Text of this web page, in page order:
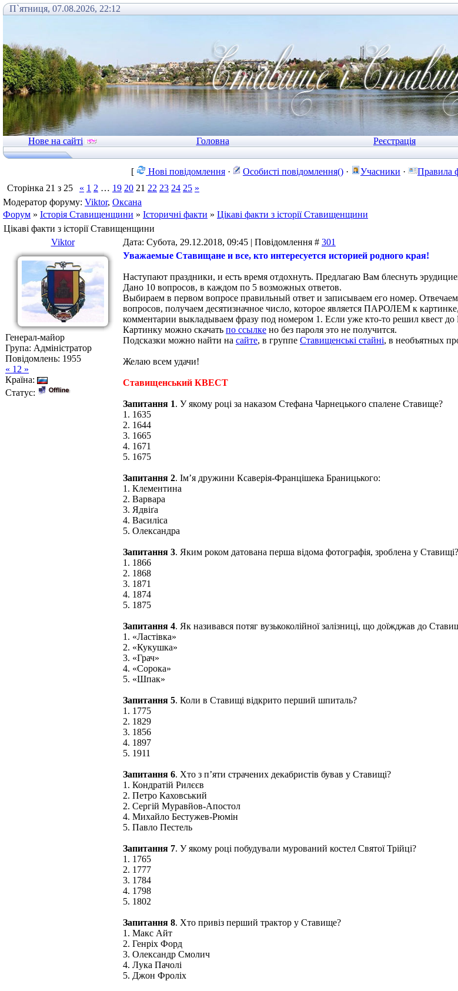
П`ятниця, 07.08.2026, 22:12
Нове на сайті Головна Реєстрація
[
Нові повідомлення · Особисті повідомлення() · Учасники · Правила
Сторінка 21 з 25 « 1 2 … 19 20 21 22 23 24 25 »
Модератор форуму: Viktor, Оксана
Форум » Історія Ставищенщини » Історичні факти » Цікаві факти з історії Ставищенщини
Цікаві факти з історії Ставищенщини
Viktor
Дата: Субота, 29.12.2018, 09:45 | Повідомлення # 301
Генерал-майор
Група: Адміністратор
Повідомлень: 1955
« 12 »
Країна:
Статус:
Уважаемые Ставищане и все, кто интересуется историей родного края!
Наступают праздники, и есть время отдохнуть. Предлагаю Вам блеснуть
Дано 10 вопросов, в каждом по 5 возможных ответов.
Выбираем в первом вопросе правильный ответ и записываем его номер.
вопросов, получаем десятизначное число, которое является ПАРОЛЕМ к
комментарии выкладываем фразу под номером 1. Если уже кто-то решил квест
Картинку можно скачать по ссылке но без пароля это не получится.
Подсказки можно найти на сайте, в группе Ставищенські стайні, в необъятных
Желаю всем удачи!
Ставищенський КВЕСТ
Запитання 1. У якому році за наказом Стефана Чарнецького спалене Ставище?
1. 1635
2. 1644
3. 1665
4. 1671
5. 1675
Запитання 2. Ім’я дружини Ксаверія-Францішека Браницького:
1. Клементина
2. Варвара
3. Ядвіґа
4. Василіса
5. Олександра
Запитання 3. Яким роком датована перша відома фотографія, зроблена у Ставищі?
1. 1866
2. 1868
3. 1871
4. 1874
5. 1875
Запитання 4. Як називався потяг вузькоколійної залізниці, що доїжджав до
1. «Ластівка»
2. «Кукушка»
3. «Грач»
4. «Сорока»
5. «Шпак»
Запитання 5. Коли в Ставищі відкрито перший шпиталь?
1. 1775
2. 1829
3. 1856
4. 1897
5. 1911
Запитання 6. Хто з п’яти страчених декабристів бував у Ставищі?
1. Кондратій Рилєєв
2. Петро Каховський
2. Сергій Муравйов-Апостол
4. Михайло Бестужев-Рюмін
5. Павло Пестель
Запитання 7. У якому році побудували мурований костел Святої Трійці?
1. 1765
2. 1777
3. 1784
4. 1798
5. 1802
Запитання 8. Хто привіз перший трактор у Ставище?
1. Макс Айт
2. Генріх Форд
3. Олександр Смолич
4. Лука Пачолі
5. Джон Фроліх